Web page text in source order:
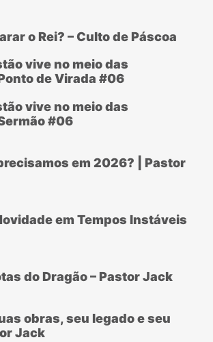
o Rei? – Culto de Páscoa
vive no meio das
de Virada #06
vive no meio das
#06
em 2026? | Pastor
em Tempos Instáveis
do Dragão – Pastor Jack
obras, seu legado e seu
Jack